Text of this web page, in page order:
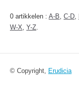
0 artikkelen : A-B, C-D,
W-X, Y-Z.
© Copyright, Erudicia